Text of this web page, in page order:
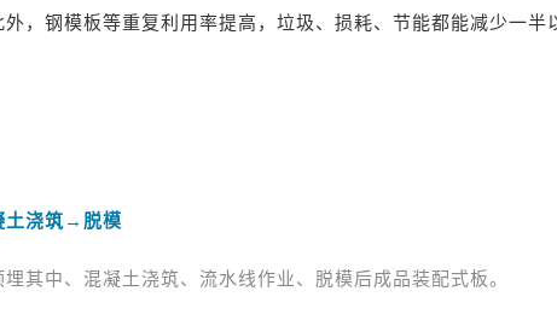
，钢模板等重复利用率提高，垃圾、损耗、节能都能减少一半
土浇筑→脱模
其中、混凝土浇筑、流水线作业、脱模后成品装配式板。